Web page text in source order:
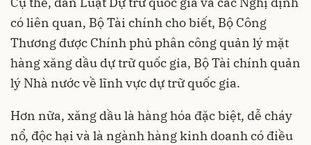
có liên quan, Bộ Tài chính cho biết, Bộ Công
Thương được Chính phủ phân công quản lý mặt
hàng xăng dầu dự trữ quốc gia, Bộ Tài chính quản
lý Nhà nước về lĩnh vực dự trữ quốc gia.
Hơn nữa, xăng dầu là hàng hóa đặc biệt, dễ cháy
nổ, độc hại và là ngành hàng kinh doanh có điều